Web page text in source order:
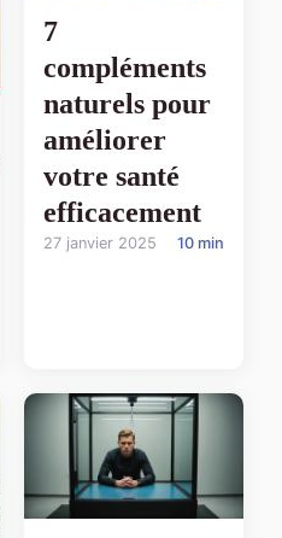
7
compléments
naturels pour
améliorer
votre santé
efficacement
27 janvier 2025 10 min